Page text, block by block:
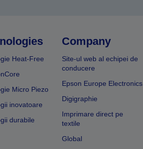
Heat-Free
Micro Piezo
inovatoare
durabile
Company
Site-ul web al echipei de
conducere
Epson Europe Electronics
Digigraphie
Imprimare direct pe
textile
Global